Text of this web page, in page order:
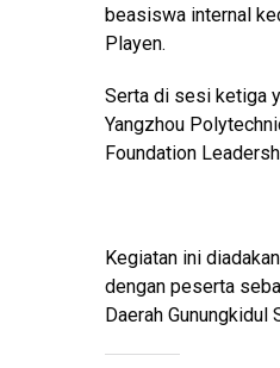
beasiswa internal
Playen.
Serta di sesi ketiga
Yangzhou
Foundation
Kegiatan ini
dengan peserta
Daerah